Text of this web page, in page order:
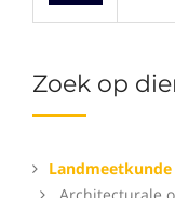
Zoek op
Landmeetkunde